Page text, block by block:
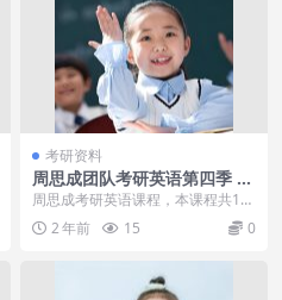
考研资料
周思成团队考研英语第四季 20
21年秋季班课程
周思成考研英语课程，本课程共13
6.9GB，VIP会员可通过百度网盘转
存下载或者...
2 年前 15 0